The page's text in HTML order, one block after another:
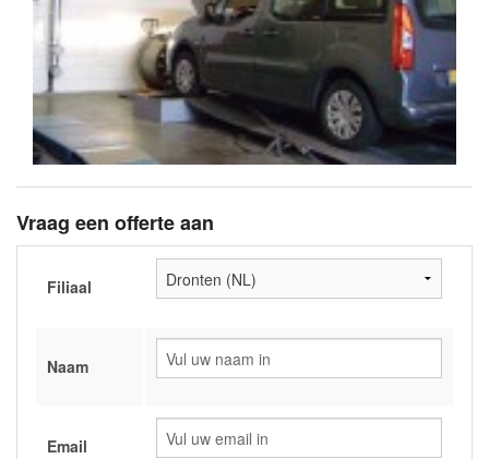
Vraag een offerte aan
Filiaal
Naam
Email